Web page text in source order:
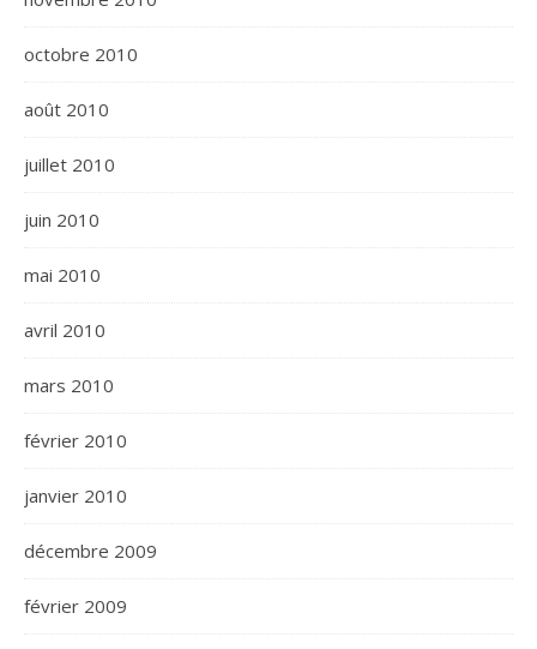
octobre 2010
août 2010
juillet 2010
juin 2010
mai 2010
avril 2010
mars 2010
février 2010
janvier 2010
décembre 2009
février 2009